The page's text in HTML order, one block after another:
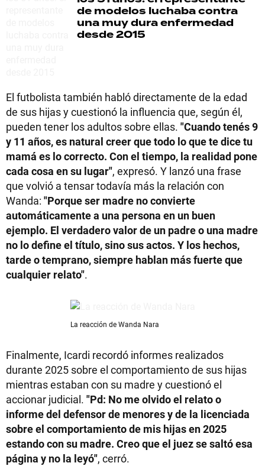
de modelos luchaba contra
una muy dura enfermedad
desde 2015
El futbolista también habló directamente de la edad
de sus hijas y cuestionó la influencia que, según él,
pueden tener los adultos sobre ellas. "Cuando tenés 9
y 11 años, es natural creer que todo lo que te dice tu
mamá es lo correcto. Con el tiempo, la realidad pone
cada cosa en su lugar", expresó. Y lanzó una frase
que volvió a tensar todavía más la relación con
Wanda: "Porque ser madre no convierte
automáticamente a una persona en un buen
ejemplo. El verdadero valor de un padre o una madre
no lo define el título, sino sus actos. Y los hechos,
tarde o temprano, siempre hablan más fuerte que
cualquier relato".
La reacción de Wanda Nara
Finalmente, Icardi recordó informes realizados
durante 2025 sobre el comportamiento de sus hijas
mientras estaban con su madre y cuestionó el
accionar judicial. "Pd: No me olvido el relato o
informe del defensor de menores y de la licenciada
sobre el comportamiento de mis hijas en 2025
estando con su madre. Creo que el juez se saltó esa
página y no la leyó", cerró.